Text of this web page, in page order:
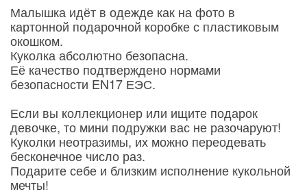
Малышка идёт в одежде как на фото в
картонной подарочной коробке с пластиковым
окошком.
Куколка абсолютно безопасна.
Её качество подтверждено нормами
безопасности EN17 ЕЭС.
Если вы коллекционер или ищите подарок
девочке, то мини подружки вас не разочаруют!
Куколки неотразимы, их можно переодевать
бесконечное число раз.
Подарите себе и близким исполнение кукольной
мечты!